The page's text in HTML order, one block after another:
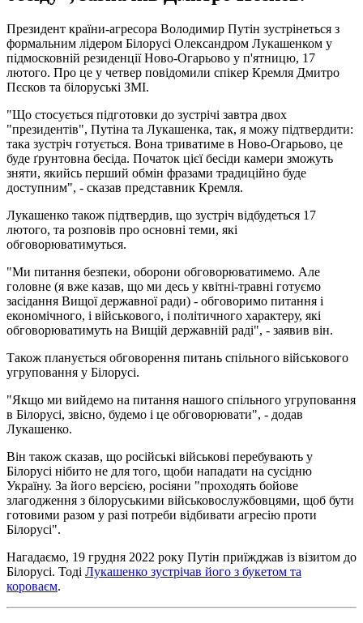
Президент країни-агресора Володимир Путін зустрінеться з
формальним лідером Білорусі Олександром Лукашенком у
підмосковній резиденції Ново-Огарьово у п'ятницю, 17
лютого. Про це у четвер повідомили спікер Кремля Дмитро
Пєсков та білоруські ЗМІ.
"Що стосується підготовки до зустрічі завтра двох
"президентів", Путіна та Лукашенка, так, я можу підтвердити:
така зустріч готується. Вона триватиме в Ново-Огарьово, це
буде ґрунтовна бесіда. Початок цієї бесіди камери зможуть
зняти, якийсь перший обмін фразами традиційно буде
доступним", - сказав представник Кремля.
Лукашенко також підтвердив, що зустріч відбудеться 17
лютого, та розповів про основні теми, які
обговорюватимуться.
"Ми питання безпеки, оборони обговорюватимемо. Але
головне (я вже казав, що ми десь у квітні-травні готуємо
засідання Вищої державної ради) - обговоримо питання і
економічного, і військового, і політичного характеру, які
обговорюватимуть на Вищій державній раді", - заявив він.
Також планується обговорення питань спільного військового
угруповання у Білорусі.
"Якщо ми вийдемо на питання нашого спільного угруповання
в Білорусі, звісно, будемо і це обговорювати", - додав
Лукашенко.
Він також сказав, що російські військові перебувають у
Білорусі нібито не для того, щоби нападати на сусідню
Україну. За його версією, росіяни "проходять бойове
злагодження з білоруськими військовослужбовцями, щоб бути
готовими разом у разі потреби відбивати агресію проти
Білорусі".
Нагадаємо, 19 грудня 2022 року Путін приїжджав із візитом до
Білорусі. Тоді Лукашенко зустрічав його з букетом та
короваєм.